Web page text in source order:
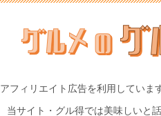
アフィリエイト広告を利用していま
当サイト・グル得では美味しいと